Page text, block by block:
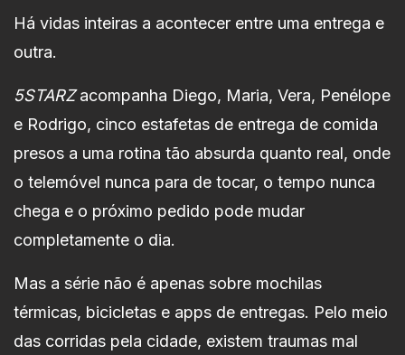
Há vidas inteiras a acontecer entre uma entrega e
outra.
5STARZacompanha Diego, Maria, Vera, Penélope
e Rodrigo, cinco estafetas de entrega de comida
presos a uma rotina tão absurda quanto real, onde
o telemóvel nunca para de tocar, o tempo nunca
chega e o próximo pedido pode mudar
completamente o dia.
Mas a série não é apenas sobre mochilas
térmicas, bicicletas e apps de entregas. Pelo meio
das corridas pela cidade, existem traumas mal